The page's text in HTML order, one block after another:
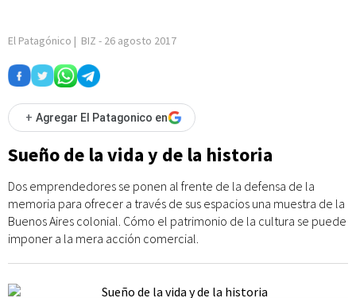
El Patagónico | BIZ - 26 agosto 2017
+ Agregar El Patagonico en
Sueño de la vida y de la historia
Dos emprendedores se ponen al frente de la defensa de la
memoria para ofrecer a través de sus espacios una muestra de la
Buenos Aires colonial. Cómo el patrimonio de la cultura se puede
imponer a la mera acción comercial.